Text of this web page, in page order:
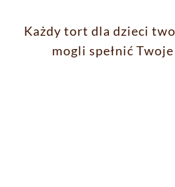
Każdy tort dla dzieci
mogli spełnić